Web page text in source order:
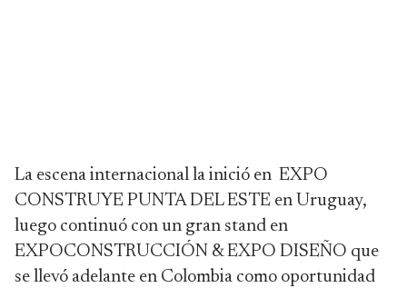
La escena internacional la inició en EXPO
CONSTRUYE PUNTA DEL ESTE en Uruguay,
luego continuó con un gran stand en
EXPOCONSTRUCCIÓN & EXPO DISEÑO que
se llevó adelante en Colombia como oportunidad